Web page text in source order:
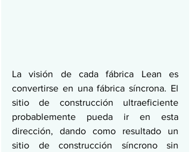
La visión de cada fábrica Lean es
convertirse en una fábrica síncrona. El
sitio de construcción ultraeficiente
probablemente pueda ir en esta
dirección, dando como resultado un
sitio de construcción síncrono sin